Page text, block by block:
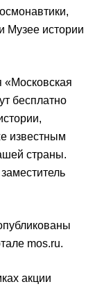
Музее истории
«Московская
бесплатно
известным
страны.
mos.ru.
акции